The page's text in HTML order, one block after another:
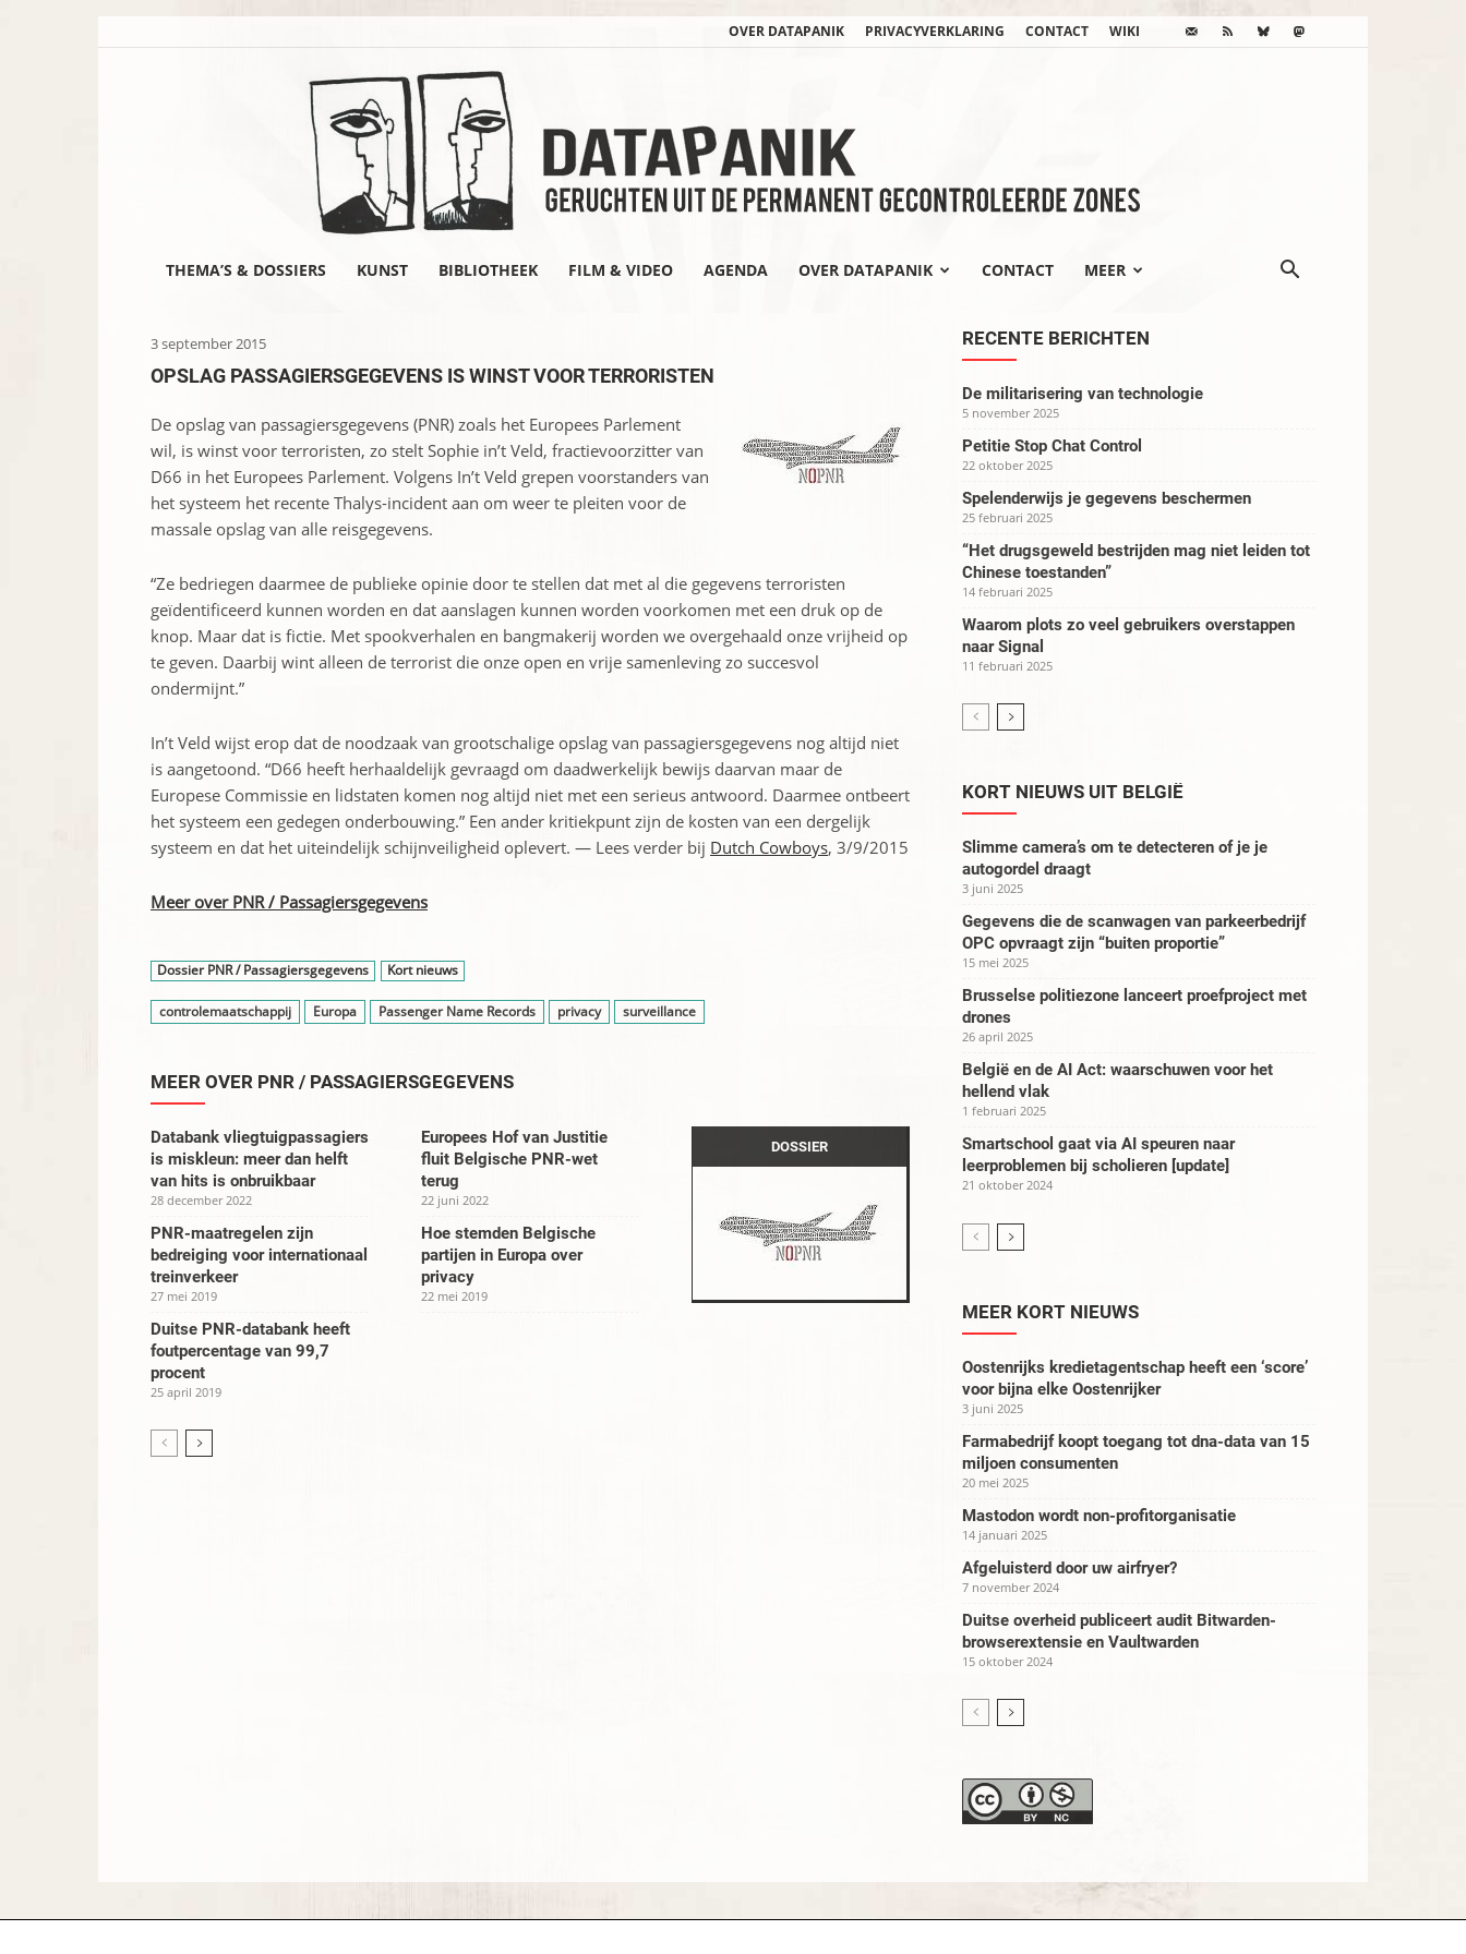
OVER DATAPANIK PRIVACYVERKLARING CONTACT WIKI
THEMA’S & DOSSIERS KUNST BIBLIOTHEEK FILM & VIDEO AGENDA OVER DATAPANIK CONTACT MEER
3 september 2015
OPSLAG PASSAGIERSGEGEVENS IS WINST VOOR TERRORISTEN
De opslag van passagiersgegevens (PNR) zoals het Europees Parlement
wil, is winst voor terroristen, zo stelt Sophie in’t Veld, fractievoorzitter van
D66 in het Europees Parlement. Volgens In’t Veld grepen voorstanders van
het systeem het recente Thalys-incident aan om weer te pleiten voor de
massale opslag van alle reisgegevens.
“Ze bedriegen daarmee de publieke opinie door te stellen dat met al die gegevens terroristen
geïdentificeerd kunnen worden en dat aanslagen kunnen worden voorkomen met een druk op de
knop. Maar dat is fictie. Met spookverhalen en bangmakerij worden we overgehaald onze vrijheid op
te geven. Daarbij wint alleen de terrorist die onze open en vrije samenleving zo succesvol
ondermijnt.”
In’t Veld wijst erop dat de noodzaak van grootschalige opslag van passagiersgegevens nog altijd niet
is aangetoond. “D66 heeft herhaaldelijk gevraagd om daadwerkelijk bewijs daarvan maar de
Europese Commissie en lidstaten komen nog altijd niet met een serieus antwoord. Daarmee ontbeert
het systeem een gedegen onderbouwing.” Een ander kritiekpunt zijn de kosten van een dergelijk
systeem en dat het uiteindelijk schijnveiligheid oplevert. — Lees verder bij Dutch Cowboys, 3/9/2015
Meer over PNR / Passagiersgegevens
Dossier PNR / Passagiersgegevens Kort nieuws
controlemaatschappij Europa Passenger Name Records privacy surveillance
MEER OVER PNR / PASSAGIERSGEGEVENS
Databank vliegtuigpassagiers
is miskleun: meer dan helft
van hits is onbruikbaar
28 december 2022
Europees Hof van Justitie
fluit Belgische PNR-wet
terug
22 juni 2022
PNR-maatregelen zijn
bedreiging voor internationaal
treinverkeer
27 mei 2019
Hoe stemden Belgische
partijen in Europa over
privacy
22 mei 2019
Duitse PNR-databank heeft
foutpercentage van 99,7
procent
25 april 2019
DOSSIER
RECENTE BERICHTEN
De militarisering van technologie
5 november 2025
Petitie Stop Chat Control
22 oktober 2025
Spelenderwijs je gegevens beschermen
25 februari 2025
“Het drugsgeweld bestrijden mag niet leiden tot
Chinese toestanden”
14 februari 2025
Waarom plots zo veel gebruikers overstappen
naar Signal
11 februari 2025
KORT NIEUWS UIT BELGIË
Slimme camera’s om te detecteren of je je
autogordel draagt
3 juni 2025
Gegevens die de scanwagen van parkeerbedrijf
OPC opvraagt zijn “buiten proportie”
15 mei 2025
Brusselse politiezone lanceert proefproject met
drones
26 april 2025
België en de AI Act: waarschuwen voor het
hellend vlak
1 februari 2025
Smartschool gaat via AI speuren naar
leerproblemen bij scholieren [update]
21 oktober 2024
MEER KORT NIEUWS
Oostenrijks kredietagentschap heeft een ‘score’
voor bijna elke Oostenrijker
3 juni 2025
Farmabedrijf koopt toegang tot dna-data van 15
miljoen consumenten
20 mei 2025
Mastodon wordt non-profitorganisatie
14 januari 2025
Afgeluisterd door uw airfryer?
7 november 2024
Duitse overheid publiceert audit Bitwarden-
browserextensie en Vaultwarden
15 oktober 2024